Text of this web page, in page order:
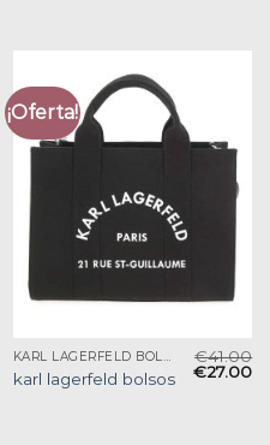
¡Oferta!
KARL LAGERFELD BOLSOS
karl lagerfeld bolsos
€41.00
€27.00